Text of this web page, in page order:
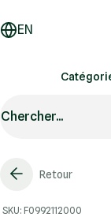
EN
Chercher...
Retour
SKU: F0992112000